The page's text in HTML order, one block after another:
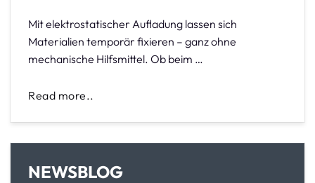
Mit elektrostatischer Aufladung lassen sich
Materialien temporär fixieren – ganz ohne
mechanische Hilfsmittel. Ob beim …
Read more..
NEWSBLOG